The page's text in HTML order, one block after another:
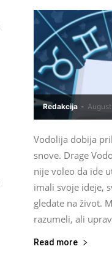
Redakcija -
Vodolija dobija
snove. Drage
nije voleo da ide
imali svoje ideje,
gledate na život.
razumeli, ali
Read more